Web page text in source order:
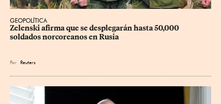
GEOPOLÍTICA
Zelenski afirma que se desplegarán hasta 50,000
soldados norcoreanos en Rusia
Por Reuters